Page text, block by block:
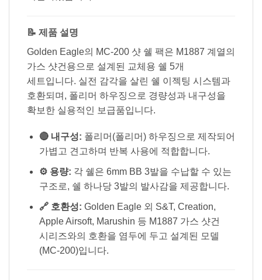
📝 제품 설명
Golden Eagle의 MC-200 샷 쉘 팩은 M1887 계열의
가스 샷건용으로 설계된 교체용 쉘 5개
세트입니다. 실전 감각을 살린 쉘 이젝팅 시스템과
호환되며, 폴리머 하우징으로 경량성과 내구성을
확보한 실용적인 보급품입니다.
🔴 내구성: 폴리머(폴리머) 하우징으로 제작되어
가볍고 견고하며 반복 사용에 적합합니다.
⚙️ 용량: 각 쉘은 6mm BB 3발을 수납할 수 있는
구조로, 쉘 하나당 3발의 발사감을 제공합니다.
🔗 호환성: Golden Eagle 외 S&T, Creation,
Apple Airsoft, Marushin 등 M1887 가스 샷건
시리즈와의 호환을 염두에 두고 설계된 모델
(MC-200)입니다.